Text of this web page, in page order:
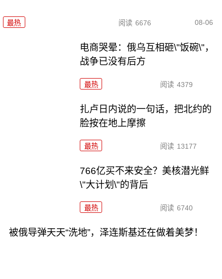
最热 阅读 6676 08-06
电商哭晕：俄乌互相砸\"饭碗\"，
战争已没有后方
最热 阅读 4379
扎卢日内说的一句话，把北约的
脸按在地上摩擦
最热 阅读 13177
766亿买不来安全？美核潜光鲜
\"大计划\"的背后
最热 阅读 6740
被俄导弹天天“洗地”，泽连斯基还在做着美梦！